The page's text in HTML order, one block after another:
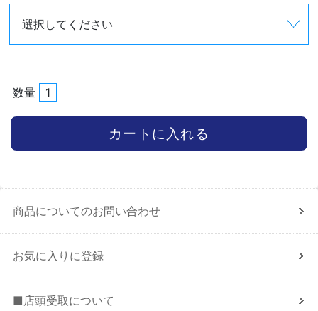
数量
商品についてのお問い合わせ
お気に入りに登録
■店頭受取について